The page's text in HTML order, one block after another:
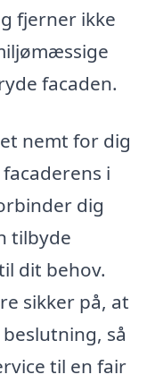
fjerner ikke
facaden.
nemt for dig
i
dig
tilbyde
dit behov.
sikker på, at
så
til en fair